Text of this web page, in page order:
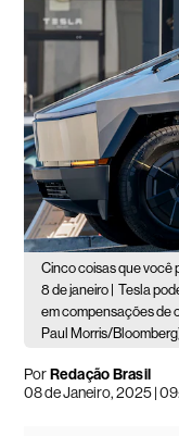
Cinco coisas que você
8 de janeiro |
Tesla
em compensações de
Paul Morris/
PorRedação Brasil
08 de Janeiro, 2025 |